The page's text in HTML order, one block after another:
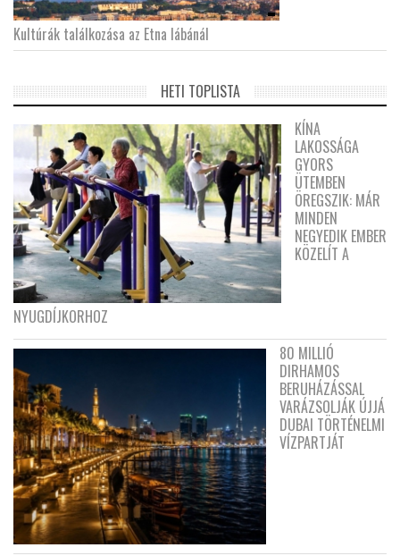
Kultúrák találkozása az Etna lábánál
HETI TOPLISTA
KÍNA
LAKOSSÁGA
GYORS
ÜTEMBEN
ÖREGSZIK: MÁR
MINDEN
NEGYEDIK EMBER
KÖZELÍT A
NYUGDÍJKORHOZ
80 MILLIÓ
DIRHAMOS
BERUHÁZÁSSAL
VARÁZSOLJÁK ÚJJÁ
DUBAI TÖRTÉNELMI
VÍZPARTJÁT